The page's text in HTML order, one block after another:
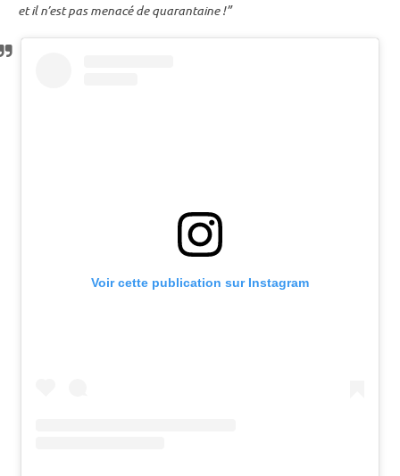
et il n’est pas menacé de quarantaine !”
Voir cette publication sur Instagram